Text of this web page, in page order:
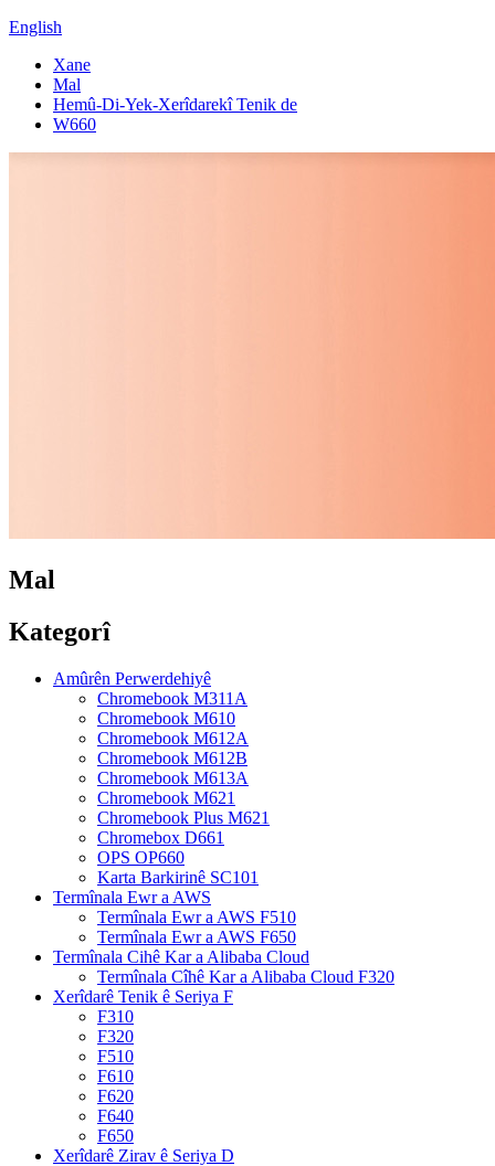
English
Xane
Mal
Hemû-Di-Yek-Xerîdarekî Tenik de
W660
Mal
Kategorî
Amûrên Perwerdehiyê
Chromebook M311A
Chromebook M610
Chromebook M612A
Chromebook M612B
Chromebook M613A
Chromebook M621
Chromebook Plus M621
Chromebox D661
OPS OP660
Karta Barkirinê SC101
Termînala Ewr a AWS
Termînala Ewr a AWS F510
Termînala Ewr a AWS F650
Termînala Cihê Kar a Alibaba Cloud
Termînala Cîhê Kar a Alibaba Cloud F320
Xerîdarê Tenik ê Seriya F
F310
F320
F510
F610
F620
F640
F650
Xerîdarê Zirav ê Seriya D